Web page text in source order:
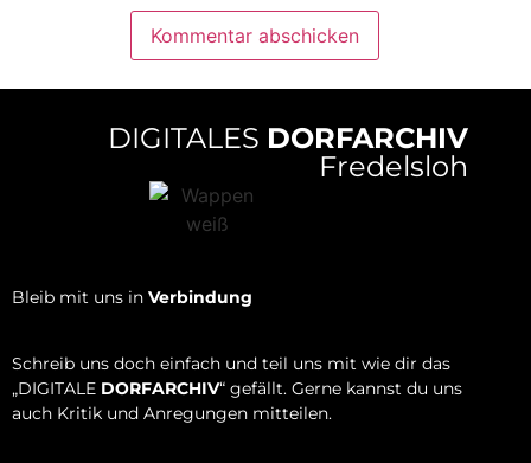
DIGITALES DORFARCHIV
Fredelsloh
Bleib mit uns in Verbindung
Schreib uns doch einfach und teil uns mit wie dir das
„DIGITALE DORFARCHIV“ gefällt. Gerne kannst du uns
auch Kritik und Anregungen mitteilen.